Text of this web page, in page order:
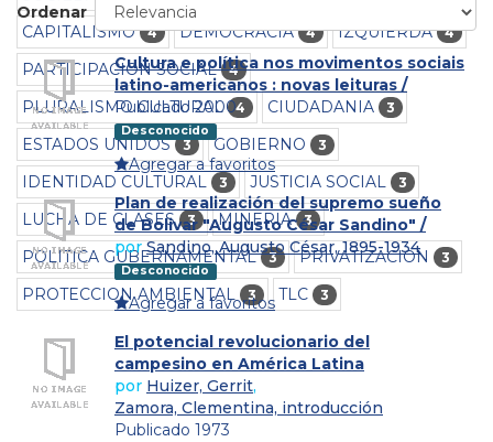
CAPITALISMO 4 DEMOCRACIA 4 IZQUIERDA 4
PARTICIPACION SOCIAL 4
PLURALISMO CULTURAL 4 CIUDADANIA 3
ESTADOS UNIDOS 3 GOBIERNO 3
IDENTIDAD CULTURAL 3 JUSTICIA SOCIAL 3
LUCHA DE CLASES 3 MINERIA 3
POLITICA GUBERNAMENTAL 3 PRIVATIZACION 3
PROTECCION AMBIENTAL 3 TLC 3
Ordenar
Cultura e política nos movimentos sociais
latino-americanos : novas leituras /
Publicado 2000
Desconocido
Agregar a favoritos
Plan de realización del supremo sueño
de Bolivar "Augusto César Sandino" /
porSandino, Augusto César, 1895-1934
Desconocido
Agregar a favoritos
El potencial revolucionario del
campesino en América Latina
por Huizer, Gerrit,
Zamora, Clementina, introducción
Publicado 1973